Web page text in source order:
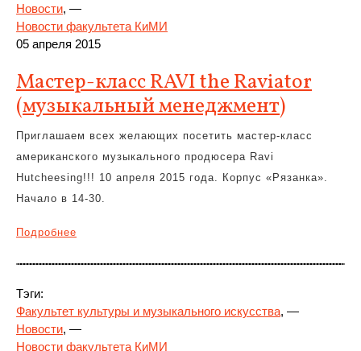
Новости, —
Новости факультета КиМИ
05 апреля 2015
Мастер-класс RAVI the Raviator
(музыкальный менеджмент)
Приглашаем всех желающих посетить мастер-класс
американского музыкального продюсера Ravi
Hutcheesing!!! 10 апреля 2015 года. Корпус «Рязанка».
Начало в 14-30.
Подробнее
Тэги:
Факультет культуры и музыкального искусства, —
Новости, —
Новости факультета КиМИ